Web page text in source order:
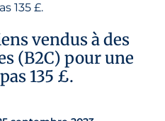
135 £.
vendus à des
(B2C) pour une
135 £.